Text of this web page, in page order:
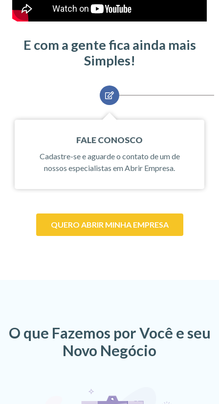
E com a gente fica ainda mais
Simples!
FALE CONOSCO
Cadastre-se e aguarde o contato de um de
nossos especialistas em Abrir Empresa.
QUERO ABRIR MINHA EMPRESA
O que Fazemos por Você e seu
Novo Negócio